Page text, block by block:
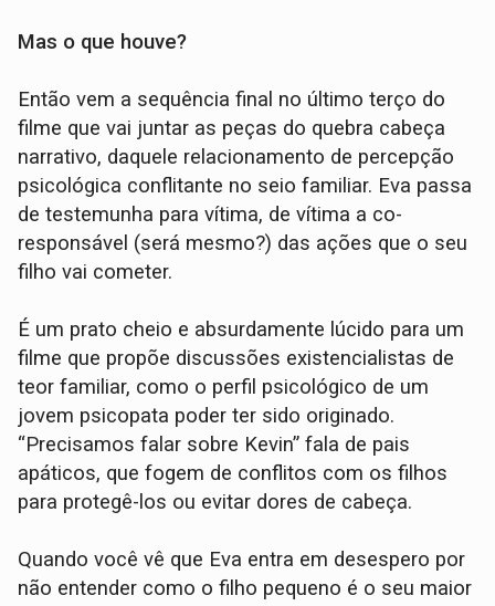
Mas o que houve?
Então vem a sequência final no último terço do
filme que vai juntar as peças do quebra cabeça
narrativo, daquele relacionamento de percepção
psicológica conflitante no seio familiar. Eva passa
de testemunha para vítima, de vítima a co-
responsável (será mesmo?) das ações que o seu
filho vai cometer.
É um prato cheio e absurdamente lúcido para um
filme que propõe discussões existencialistas de
teor familiar, como o perfil psicológico de um
jovem psicopata poder ter sido originado.
“Precisamos falar sobre Kevin” fala de pais
apáticos, que fogem de conflitos com os filhos
para protegê-los ou evitar dores de cabeça.
Quando você vê que Eva entra em desespero por
não entender como o filho pequeno é o seu maior